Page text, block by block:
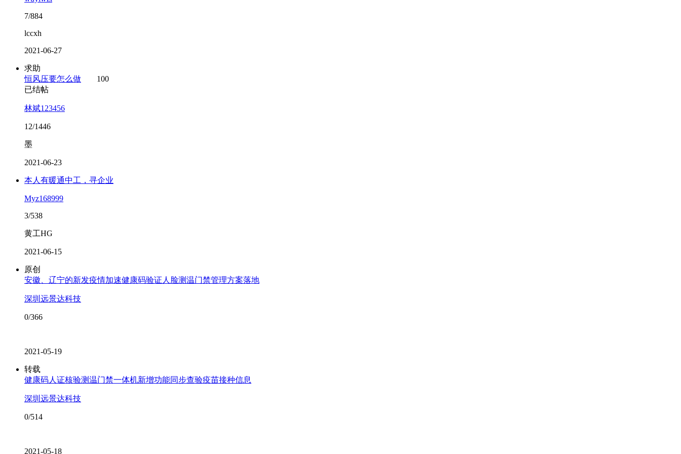
7/884
lccxh
2021-06-27
求助
恒风压要怎么做
100
已结帖
林斌123456
12/1446
墨
2021-06-23
本人有暖通中工，寻企业
Myz168999
3/538
黄工HG
2021-06-15
原创
安徽、辽宁的新发疫情加速健康码验证人脸测温门禁管理方案落地
深圳远景达科技
0/366
2021-05-19
转载
健康码人证核验测温门禁一体机新增功能同步查验疫苗接种信息
深圳远景达科技
0/514
2021-05-18